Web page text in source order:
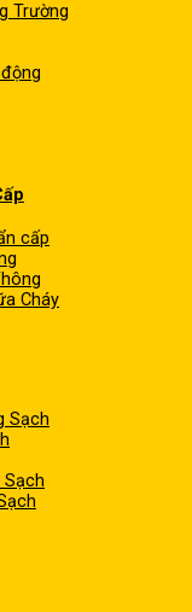
Trường
cấp
Cháy
Sạch
Sạch